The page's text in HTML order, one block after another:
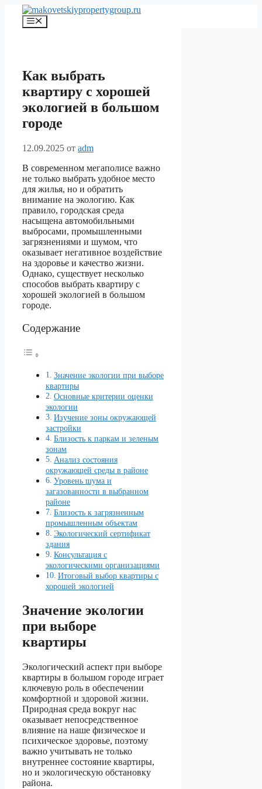
Перейти
содержимому
Меню
Как выбрать
квартиру с хорошей
экологией в большом
городе
12.09.2025 от adm
В современном мегаполисе важно
не только выбрать удобное место
для жилья, но и обратить
внимание на экологию. Как
правило, городская среда
насыщена автомобильными
выбросами, промышленными
загрязнениями и шумом, что
оказывает негативное воздействие
на здоровье и качество жизни.
Однако, существует несколько
способов выбрать квартиру с
хорошей экологией в большом
городе.
Содержание
Значение экологии при выборе
квартиры
Основные критерии оценки
экологии
Изучение зоны окружающей
застройки
Близость к паркам и зеленым
зонам
Анализ состояния
окружающей среды в районе
Уровень шума и
загазованности в выбранном
районе
Близость к загрязненным
промышленным объектам
Экологический сертификат
здания
Консультация с
экологическими организациями
Итоговый выбор квартиры с
хорошей экологией
Значение экологии
при выборе
квартиры
Экологический аспект при выборе
квартиры в большом городе играет
ключевую роль в обеспечении
комфортной и здоровой жизни.
Природная среда вокруг нас
оказывает непосредственное
влияние на наше физическое и
психическое здоровье, поэтому
важно учитывать не только
внутреннее состояние квартиры,
но и экологическую обстановку
района.